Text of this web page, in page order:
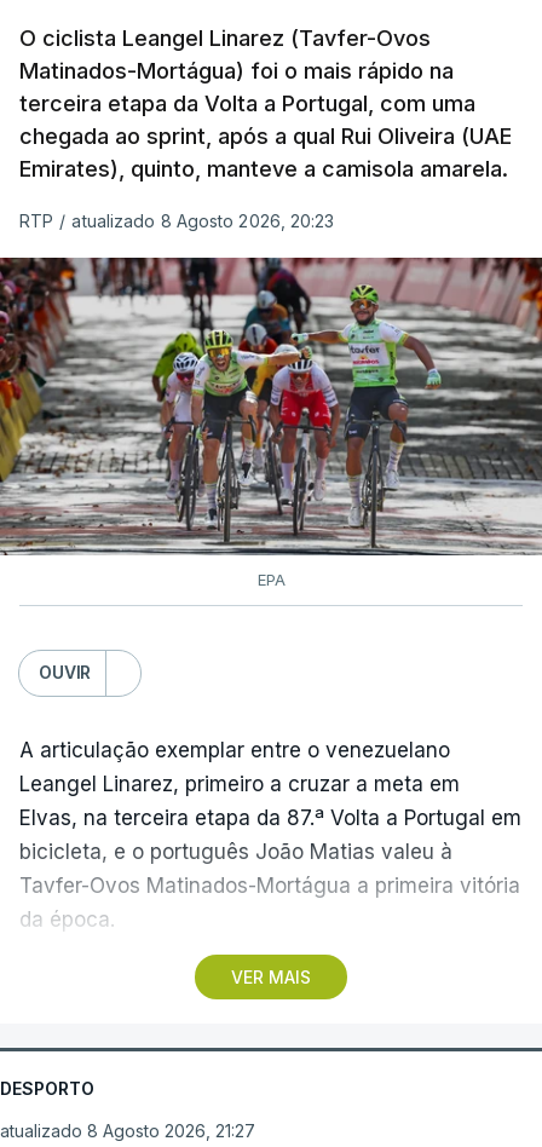
O ciclista Leangel Linarez (Tavfer-Ovos
Matinados-Mortágua) foi o mais rápido na
terceira etapa da Volta a Portugal, com uma
chegada ao sprint, após a qual Rui Oliveira (UAE
Emirates), quinto, manteve a camisola amarela.
RTP / atualizado 8 Agosto 2026, 20:23
EPA
OUVIR
VER MAIS
A articulação exemplar entre o venezuelano
Leangel Linarez, primeiro a cruzar a meta em
Elvas, na terceira etapa da 87.ª Volta a Portugal em
bicicleta, e o português João Matias valeu à
Tavfer-Ovos Matinados-Mortágua a primeira vitória
da época.
Discreta nas chegadas ao Palácio Nacional de
feira, a equipa dirigida por Gustavo Veloso
apresentou a sua melhor versão nos derradeiros
metros da tirada mais longa da corrida, marcados
DESPORTO
atualizado 8 Agosto 2026, 21:27